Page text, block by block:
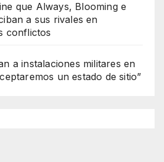
que Always, Blooming e
a sus rivales en
conflictos
a instalaciones militares en
un estado de sitio”